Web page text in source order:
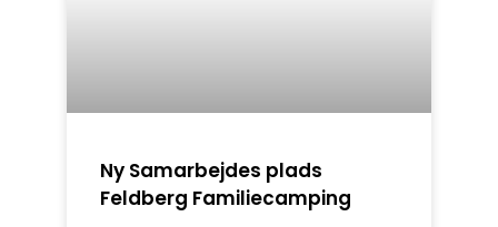
Ny Samarbejdes plads
Feldberg Familiecamping